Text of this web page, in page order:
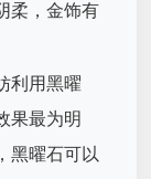
柔，金饰有
利用黑曜
果最为明
黑曜石可以